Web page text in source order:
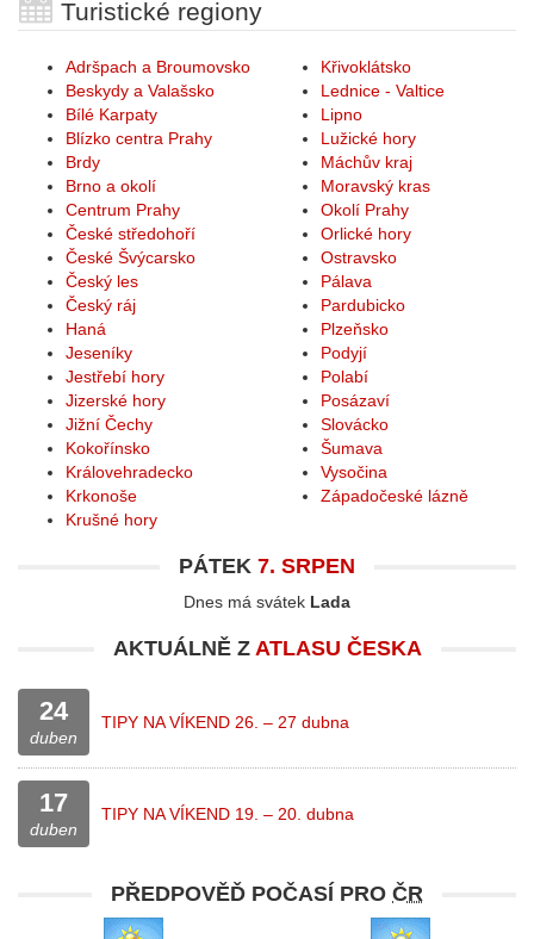
Turistické regiony
Adršpach a Broumovsko
Beskydy a Valašsko
Bílé Karpaty
Blízko centra Prahy
Brdy
Brno a okolí
Centrum Prahy
České středohoří
České Švýcarsko
Český les
Český ráj
Haná
Jeseníky
Jestřebí hory
Jizerské hory
Jižní Čechy
Kokořínsko
Královehradecko
Krkonoše
Krušné hory
Křivoklátsko
Lednice - Valtice
Lipno
Lužické hory
Máchův kraj
Moravský kras
Okolí Prahy
Orlické hory
Ostravsko
Pálava
Pardubicko
Plzeňsko
Podyjí
Polabí
Posázaví
Slovácko
Šumava
Vysočina
Západočeské lázně
PÁTEK 7. SRPEN
Dnes má svátek Lada
AKTUÁLNĚ Z ATLASU ČESKA
24
duben
TIPY NA VÍKEND 26. – 27 dubna
17
duben
TIPY NA VÍKEND 19. – 20. dubna
PŘEDPOVĚĎ POČASÍ PRO ČR